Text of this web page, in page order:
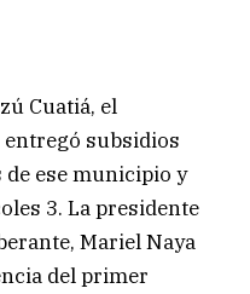
Cuatiá, el
entregó subsidios
ese municipio y
3. La presidente
Mariel Naya
del primer